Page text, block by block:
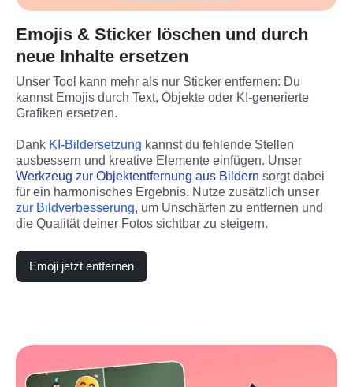
Emojis & Sticker löschen und durch
neue Inhalte ersetzen
Unser Tool kann mehr als nur Sticker entfernen: Du
kannst Emojis durch Text, Objekte oder KI-generierte
Grafiken ersetzen.
Dank KI-Bildersetzung kannst du fehlende Stellen
Werkzeug zur Objektentfernung aus Bildern sorgt dabei
für ein harmonisches Ergebnis. Nutze zusätzlich unser
zur Bildverbesserung, um Unschärfen zu entfernen und
die Qualität deiner Fotos sichtbar zu steigern.
Emoji jetzt entfernen